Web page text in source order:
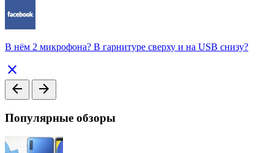
В нём 2 микрофона? В гарнитуре сверху и на USB снизу?
close
arrow_back
arrow_forward
Популярные обзоры